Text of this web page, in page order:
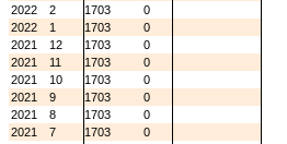
2022
2 1703
0
2022
1 1703
0
2021
12 1703
0
2021
11 1703
0
2021
10 1703
0
2021
9 1703
0
2021
8 1703
0
2021
7 1703
0